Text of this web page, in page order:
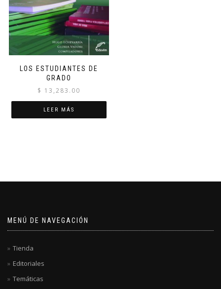
LOS ESTUDIANTES DE
GRADO
$ 13,283.00
LEER MÁS
MENÚ DE NAVEGACIÓN
Tienda
Editoriales
Temáticas